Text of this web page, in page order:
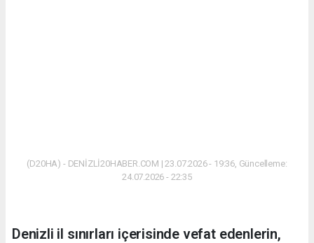
(D20HA) - DENİZLİ20HABER.COM | 23.07.2026 - 19:36, Güncelleme:
24.07.2026 - 22:35
Denizli il sınırları içerisinde vefat edenlerin,